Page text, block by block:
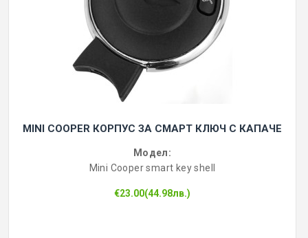
MINI COOPER КОРПУС ЗА СМАРТ КЛЮЧ С КАПАЧЕ
Модел:
Mini Cooper smart key shell
€23.00(44.98лв.)